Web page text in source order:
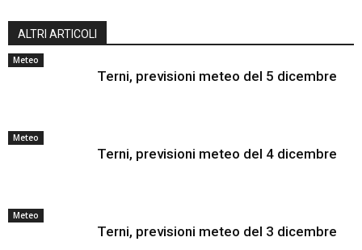
ALTRI ARTICOLI
Meteo
Terni, previsioni meteo del 5 dicembre
Meteo
Terni, previsioni meteo del 4 dicembre
Meteo
Terni, previsioni meteo del 3 dicembre